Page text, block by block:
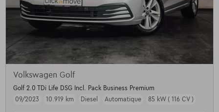
Volkswagen Golf
Golf 2.0 TDi Life DSG Incl. Pack Business Premium
09/2023
10.919 km Diesel Automatique 85 kW ( 116 CV )